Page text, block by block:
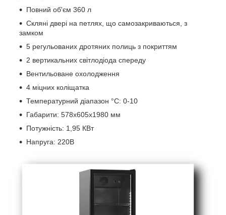
Повний об'єм 360 л
Скляні двері на петлях, що самозакриваються, з
замком
5 регульованих дротяних полиць з покриттям
2 вертикальних світлодіода спереду
Вентильоване охолодження
4 міцних коліщатка
Температурний діапазон °C: 0-10
Габарити: 578х605х1980 мм
Потужність: 1,95 КВт
Напруга: 220В